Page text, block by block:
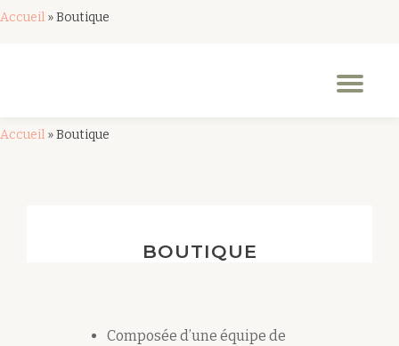
Accueil »Boutique
Accueil »Boutique
BOUTIQUE
Composée d’une équipe de